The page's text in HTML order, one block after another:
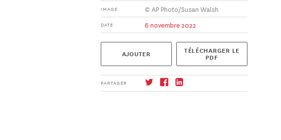
IMAGE © AP Photo/Susan Walsh
DATE 6 novembre 2022
AJOUTER TÉLÉCHARGER LE
PDF
PARTAGER